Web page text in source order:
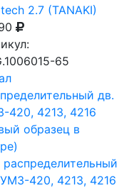
2.7 (TANAKI)
65
распределительный
420, 4213, 4216